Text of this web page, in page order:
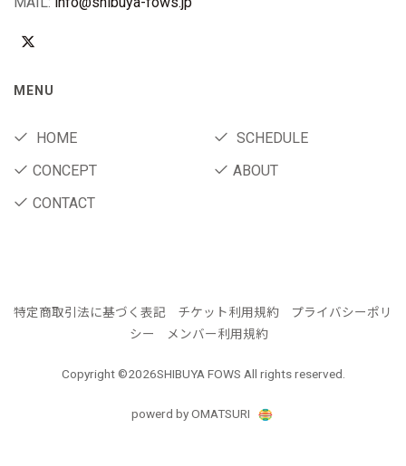
MENU
HOME
SCHEDULE
CONCEPT
ABOUT
CONTACT
特定商取引法に基づく表記 チケット利用規約
プライバシーポリ
シー
メンバー利用規約
Copyright ©2026SHIBUYA FOWS All rights reserved.
powerd by OMATSURI